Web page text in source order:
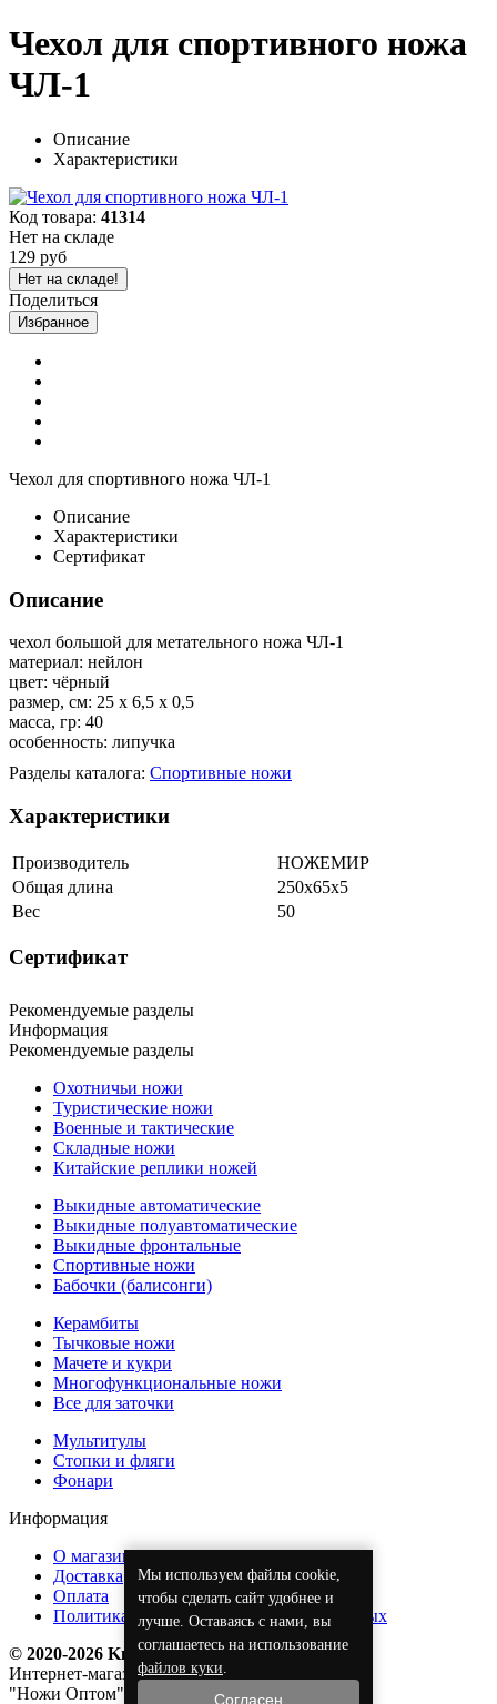
Мы используем файлы cookie,
чтобы сделать сайт удобнее и
лучше. Оставаясь с нами, вы
соглашаетесь на использование
файлов куки.
Согласен
Чехол для спортивного ножа
ЧЛ-1
Описание
Характеристики
Код товара: 41314
Нет на складе
129 руб
Нет на складе!
Поделиться
Избранное
Чехол для спортивного ножа ЧЛ-1
Описание
Характеристики
Сертификат
Описание
чехол большой для метательного ножа ЧЛ-1
материал: нейлон
цвет: чёрный
размер, см: 25 х 6,5 х 0,5
масса, гр: 40
особенность: липучка
Разделы каталога: Спортивные ножи
Характеристики
Производитель
НОЖЕМИР
Общая длина
250х65х5
Вес
50
Сертификат
Рекомендуемые разделы
Информация
Рекомендуемые разделы
Охотничьи ножи
Туристические ножи
Военные и тактические
Складные ножи
Китайские реплики ножей
Выкидные автоматические
Выкидные полуавтоматические
Выкидные фронтальные
Спортивные ножи
Бабочки (балисонги)
Керамбиты
Тычковые ножи
Мачете и кукри
Многофункциональные ножи
Все для заточки
Мультитулы
Стопки и фляги
Фонари
Информация
О магазине
Доставка
Оплата
Политика обработки персональных данных
© 2020-2026 KnifeOpt.ru
Интернет-магазин
"Ножи Оптом"